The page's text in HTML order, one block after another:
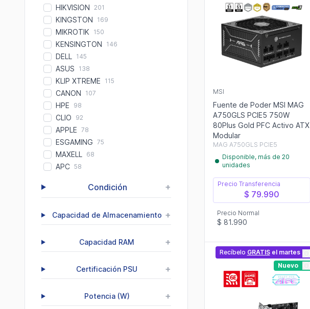
HIKVISION 201
KINGSTON 169
MIKROTIK 150
KENSINGTON 146
DELL 145
ASUS 138
KLIP XTREME 115
CANON 107
HPE 98
CLIO 92
APPLE 78
ESGAMING 75
MAXELL 68
APC 58
Condición +
Capacidad de Almacenamiento +
Capacidad RAM +
Certificación PSU +
Potencia (W) +
MSI
Fuente de Poder MSI MAG
A750GLS PCIE5 750W
80Plus Gold PFC Activo ATX
Modular
MAG A750GLS PCIE5
Disponible, más de 20
unidades
Precio Transferencia
$ 79.990
Precio Normal
$ 81.990
Recíbelo GRATISel martes
Nuevo